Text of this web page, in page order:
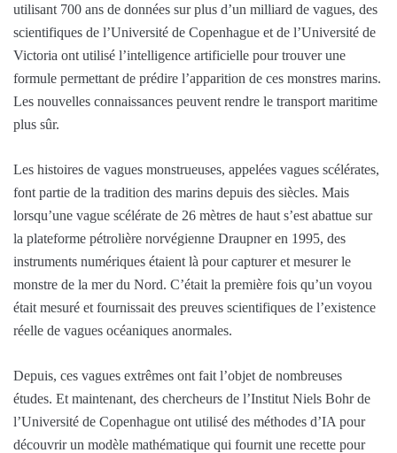
utilisant 700 ans de données sur plus d’un milliard de vagues, des
scientifiques de l’Université de Copenhague et de l’Université de
Victoria ont utilisé l’intelligence artificielle pour trouver une
formule permettant de prédire l’apparition de ces monstres marins.
Les nouvelles connaissances peuvent rendre le transport maritime
plus sûr.
Les histoires de vagues monstrueuses, appelées vagues scélérates,
font partie de la tradition des marins depuis des siècles. Mais
lorsqu’une vague scélérate de 26 mètres de haut s’est abattue sur
la plateforme pétrolière norvégienne Draupner en 1995, des
instruments numériques étaient là pour capturer et mesurer le
monstre de la mer du Nord. C’était la première fois qu’un voyou
était mesuré et fournissait des preuves scientifiques de l’existence
réelle de vagues océaniques anormales.
Depuis, ces vagues extrêmes ont fait l’objet de nombreuses
études. Et maintenant, des chercheurs de l’Institut Niels Bohr de
l’Université de Copenhague ont utilisé des méthodes d’IA pour
découvrir un modèle mathématique qui fournit une recette pour